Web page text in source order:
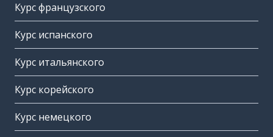
Курс французского
Курс испанского
Курс итальянского
Курс корейского
Курс немецкого